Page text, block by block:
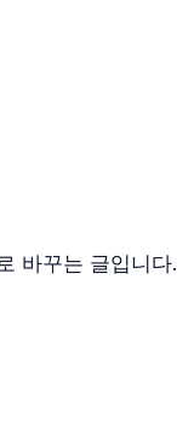
바꾸는 글입니다.